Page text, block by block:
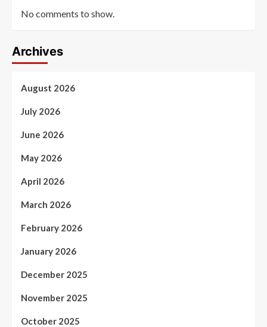
No comments to show.
Archives
August 2026
July 2026
June 2026
May 2026
April 2026
March 2026
February 2026
January 2026
December 2025
November 2025
October 2025